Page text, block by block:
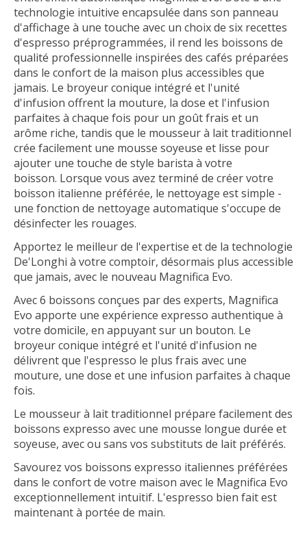
technologie intuitive encapsulée dans son panneau
d'affichage à une touche avec un choix de six recettes
d'espresso préprogrammées, il rend les boissons de
qualité professionnelle inspirées des cafés préparées
dans le confort de la maison plus accessibles que
jamais. Le broyeur conique intégré et l'unité
d'infusion offrent la mouture, la dose et l'infusion
parfaites à chaque fois pour un goût frais et un
arôme riche, tandis que le mousseur à lait traditionnel
crée facilement une mousse soyeuse et lisse pour
ajouter une touche de style barista à votre
boisson. Lorsque vous avez terminé de créer votre
boisson italienne préférée, le nettoyage est simple -
une fonction de nettoyage automatique s'occupe de
désinfecter les rouages.
Apportez le meilleur de l'expertise et de la technologie
De'Longhi à votre comptoir, désormais plus accessible
que jamais, avec le nouveau Magnifica Evo.
Avec 6 boissons conçues par des experts, Magnifica
Evo apporte une expérience expresso authentique à
votre domicile, en appuyant sur un bouton. Le
broyeur conique intégré et l'unité d'infusion ne
délivrent que l'espresso le plus frais avec une
mouture, une dose et une infusion parfaites à chaque
fois.
Le mousseur à lait traditionnel prépare facilement des
boissons expresso avec une mousse longue durée et
soyeuse, avec ou sans vos substituts de lait préférés.
Savourez vos boissons expresso italiennes préférées
dans le confort de votre maison avec le Magnifica Evo
exceptionnellement intuitif. L'espresso bien fait est
maintenant à portée de main.